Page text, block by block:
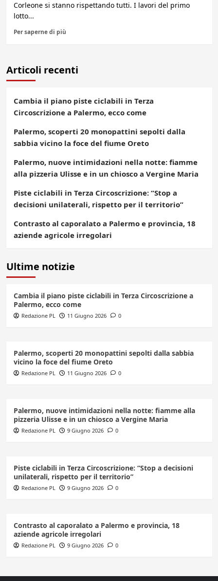
Corleone si stanno rispettando tutti. I lavori del primo
lotto...
Per saperne di più
Articoli recenti
Cambia il piano piste ciclabili in Terza
Circoscrizione a Palermo, ecco come
Palermo, scoperti 20 monopattini sepolti dalla
sabbia vicino la foce del fiume Oreto
Palermo, nuove intimidazioni nella notte: fiamme
alla pizzeria Ulisse e in un chiosco a Vergine Maria
Piste ciclabili in Terza Circoscrizione: “Stop a
decisioni unilaterali, rispetto per il territorio”
Contrasto al caporalato a Palermo e provincia, 18
aziende agricole irregolari
Ultime notizie
Cambia il piano piste ciclabili in Terza Circoscrizione a
Palermo, ecco come
Redazione PL 11 Giugno 2026 0
Palermo, scoperti 20 monopattini sepolti dalla sabbia
vicino la foce del fiume Oreto
Redazione PL 11 Giugno 2026 0
Palermo, nuove intimidazioni nella notte: fiamme alla
pizzeria Ulisse e in un chiosco a Vergine Maria
Redazione PL 9 Giugno 2026 0
Piste ciclabili in Terza Circoscrizione: “Stop a decisioni
unilaterali, rispetto per il territorio”
Redazione PL 9 Giugno 2026 0
Contrasto al caporalato a Palermo e provincia, 18
aziende agricole irregolari
Redazione PL 9 Giugno 2026 0